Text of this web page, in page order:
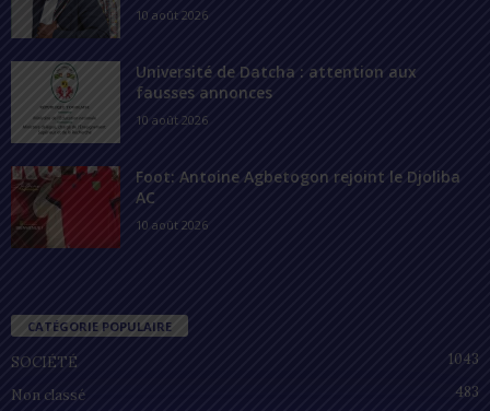
10 août 2026
Université de Datcha : attention aux
fausses annonces
10 août 2026
Foot: Antoine Agbetogon rejoint le Djoliba
AC
10 août 2026
CATÉGORIE POPULAIRE
SOCIÉTÉ
1043
Non classé
483